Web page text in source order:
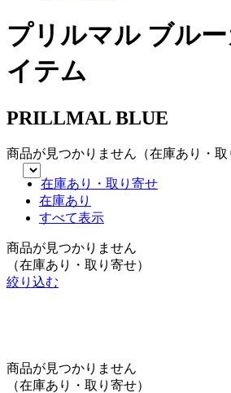
プリルマル ブル
イテム
PRILLMAL BLUE
商品が見つかりません（在庫あり・取
在庫あり・取り寄せ
在庫あり
すべて表示
商品が見つかりません
（在庫あり・取り寄せ）
絞り込む
商品が見つかりません
（在庫あり・取り寄せ）